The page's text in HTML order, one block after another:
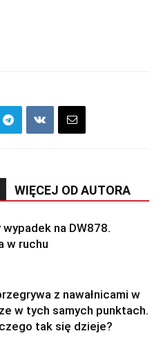
WIĘCEJ OD AUTORA
na DW878.
w ruchu
z nawałnicami w
w tych samych punktach.
tak się dzieje?